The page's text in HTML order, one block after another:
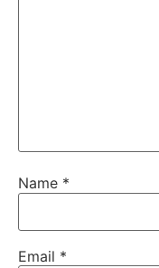
Name *
Email *